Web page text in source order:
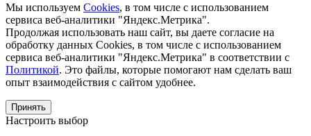
Мы используем Cookies, в том числе с использованием
сервиса веб-аналитики "Яндекс.Метрика".
Продолжая использовать наш сайт, вы даете согласие на
обработку данных Cookies, в том числе с использованием
сервиса веб-аналитики "Яндекс.Метрика" в соответствии с
Политикой. Это файлы, которые помогают нам сделать ваш
опыт взаимодействия с сайтом удобнее.
Принять
Настроить выбор